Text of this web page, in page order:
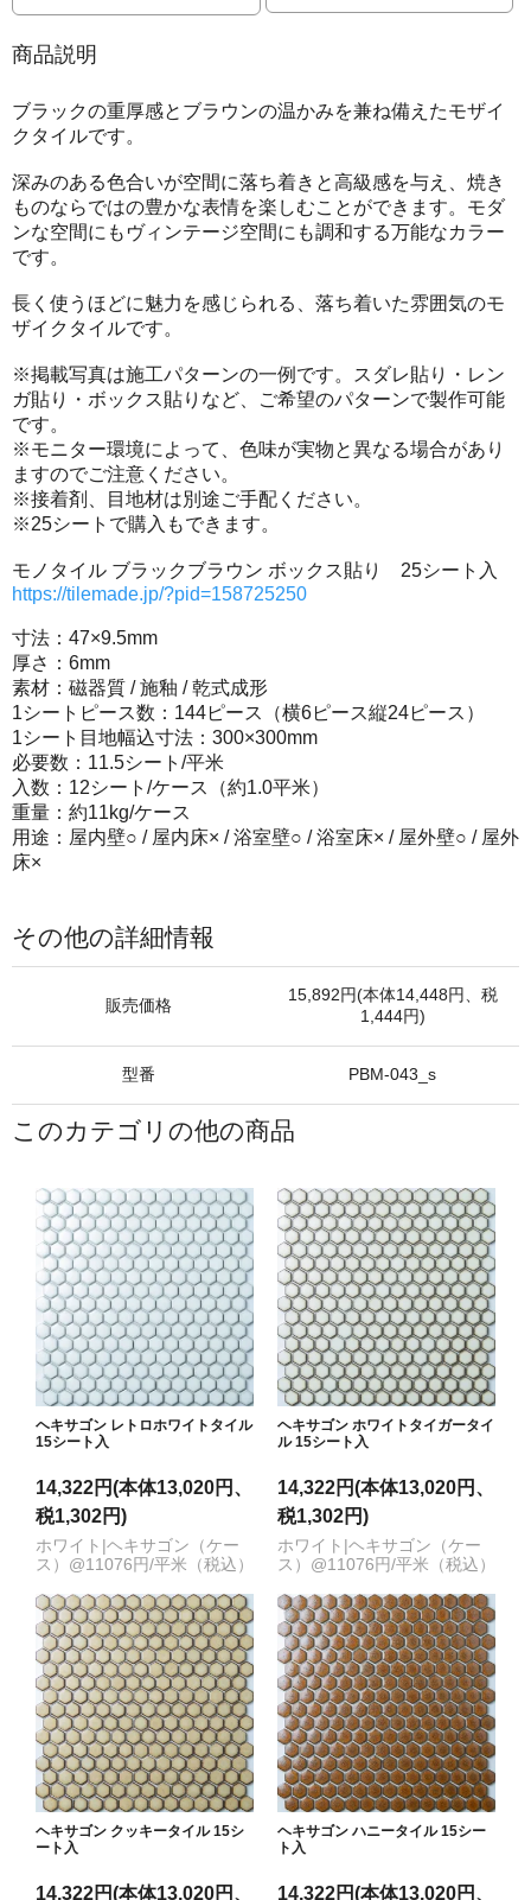
商品説明
ブラックの重厚感とブラウンの温かみを兼ね備えたモザイ
クタイルです。
深みのある色合いが空間に落ち着きと高級感を与え、焼き
ものならではの豊かな表情を楽しむことができます。モダ
ンな空間にもヴィンテージ空間にも調和する万能なカラー
です。
長く使うほどに魅力を感じられる、落ち着いた雰囲気のモ
ザイクタイルです。
※掲載写真は施工パターンの一例です。スダレ貼り・レン
ガ貼り・ボックス貼りなど、ご希望のパターンで製作可能
です。
※モニター環境によって、色味が実物と異なる場合があり
ますのでご注意ください。
※接着剤、目地材は別途ご手配ください。
※25シートで購入もできます。
モノタイル ブラックブラウン ボックス貼り 25シート入
https://tilemade.jp/?pid=158725250
寸法：47×9.5mm
厚さ：6mm
素材：磁器質 / 施釉 / 乾式成形
1シートピース数：144ピース（横6ピース縦24ピース）
1シート目地幅込寸法：300×300mm
必要数：11.5シート/平米
入数：12シート/ケース（約1.0平米）
重量：約11kg/ケース
用途：屋内壁○ / 屋内床× / 浴室壁○ / 浴室床× / 屋外壁○ / 屋外
床×
その他の詳細情報
販売価格
15,892円(本体14,448円、税
1,444円)
型番 PBM-043_s
このカテゴリの他の商品
ヘキサゴン レトロホワイトタイル
15シート入
14,322円(本体13,020円、
税1,302円)
ホワイト|ヘキサゴン（ケー
ス）@11076円/平米（税込）
ヘキサゴン ホワイトタイガータイ
ル 15シート入
14,322円(本体13,020円、
税1,302円)
ホワイト|ヘキサゴン（ケー
ス）@11076円/平米（税込）
ヘキサゴン クッキータイル 15シ
ート入
14,322円(本体13,020円、
ヘキサゴン ハニータイル 15シー
ト入
14,322円(本体13,020円、